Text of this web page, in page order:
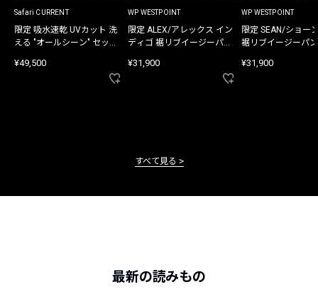
Safari CURRENT
限定 吸水速乾 UVカット 洗
える "オールシーン" セット
¥49,500
WP WESTPOINT
限定 ALEX/アレックス イン
ディゴ 裾リブイージーパン
¥31,900
WP WESTPOINT
限定 SEAN/ショー
裾リブイージーパ
¥31,900
すべて見る
最新の読みもの